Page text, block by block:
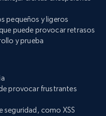
pequeños y ligeros
puede provocar retrasos
y prueba
provocar frustrantes
seguridad, como XSS